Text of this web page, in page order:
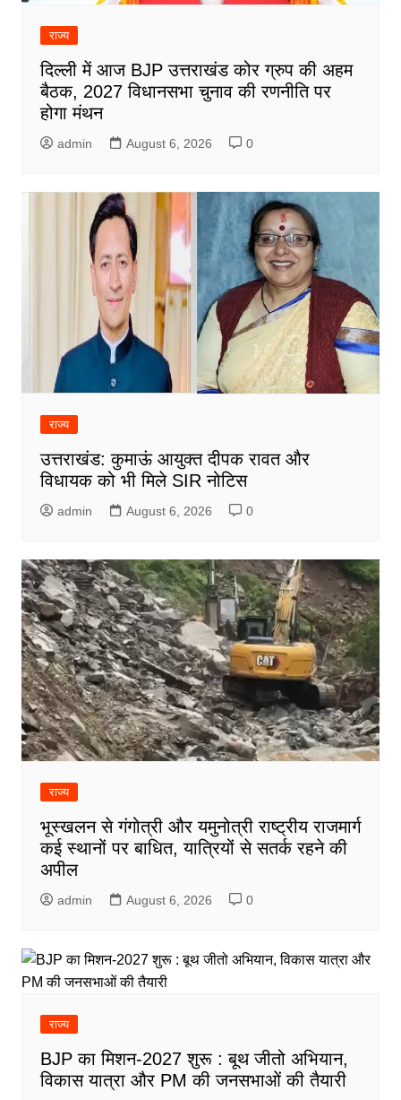
राज्य
दिल्ली में आज BJP उत्तराखंड कोर ग्रुप की अहम
बैठक, 2027 विधानसभा चुनाव की रणनीति पर
होगा मंथन
admin August 6, 2026 0
राज्य
उत्तराखंड: कुमाऊं आयुक्त दीपक रावत और
विधायक को भी मिले SIR नोटिस
admin August 6, 2026 0
राज्य
भूस्खलन से गंगोत्री और यमुनोत्री राष्ट्रीय राजमार्ग
कई स्थानों पर बाधित, यात्रियों से सतर्क रहने की
अपील
admin August 6, 2026 0
राज्य
BJP का मिशन-2027 शुरू : बूथ जीतो अभियान,
विकास यात्रा और PM की जनसभाओं की तैयारी